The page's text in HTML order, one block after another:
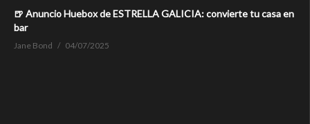
🍺 Anuncio Huebox de ESTRELLA GALICIA: convierte tu casa en
bar
Jane Bond 04/07/2025